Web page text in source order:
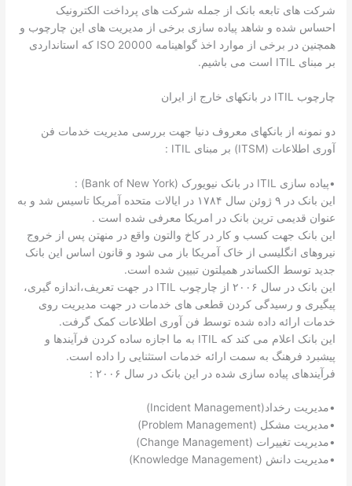
شرکت های تابعه بانک از جمله شرکت های پرداخت الکترونیک
احساس شده و شاهد پیاده سازی برخی از مدیریت های این چارچوب و
همچنین در برخی از موارد اخذ گواهینامه ISO 20000 که استانداردی
بر مبنای ITIL است می باشیم.
چارچوب ITIL در بانکهای خارج از ایران
دو نمونه از بانکهای معروف دنیا جهت بررسی مدیریت خدمات فن
آوری اطلاعات (ITSM) بر مبنای ITIL :
•پیاده سازی ITIL در بانک نیویورک (Bank of New York) :
این بانک در ۹ ژوئن سال ۱۷۸۴ در ایالات متحده آمریکا تاسیس شد و به
عنوان قدیمی ترین بانک در امریکا معرفی شده است .
این بانک جهت کسب و کار در کاخ والتون واقع در منهتن پس از خروج
نیروهای انگلیسی از خاک آمریکا باز می شود و قانون اساس این بانک
جدید توسط الکساندر همیلتون تبیین شده است.
این بانک در سال ۲۰۰۶ از چارچوب ITIL در جهت تعریف،اندازه گیری،
پیگیری و رسیدگی کردن قطعی های خدمات در جهت مدیریت روی
خدمات ارائه داده شده توسط فن آوری اطلاعات کمک گرفت.
این بانک اعلام می کند که ITIL به ما اجازه ساده کردن فرآیندها و
پیشبرد فرهنگ به سمت ارائه خدمات استثنایی را داده است.
فرآیندهای پیاده سازی شده در این بانک در سال ۲۰۰۶ :
•مدیریت رخداد(Incident Management)
•مدیریت مشکل (Problem Management)
•مدیریت تغییرات (Change Management)
•مدیریت دانش (Knowledge Management)